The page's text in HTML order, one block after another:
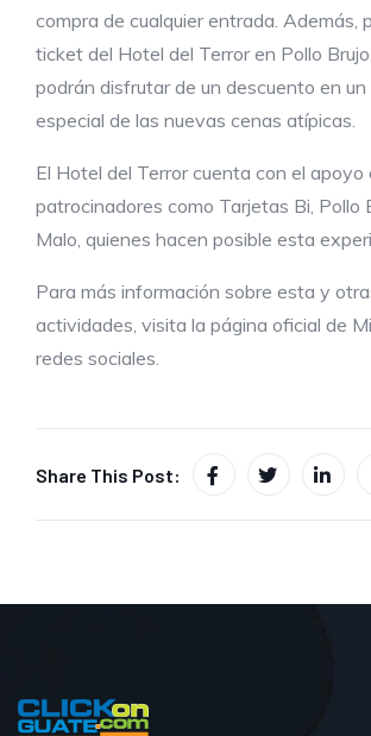
compra de cualquier entrada. Además,
ticket del Hotel del Terror en Pollo
podrán disfrutar de un descuento en un
especial de las nuevas cenas atípicas.
El Hotel del Terror cuenta con el apoyo
patrocinadores como Tarjetas Bi, Pollo
Malo, quienes hacen posible esta
Para más información sobre esta y
actividades, visita la página oficial de
redes sociales.
Share This Post: